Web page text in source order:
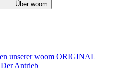
Über woom
unserer woom ORIGINAL
Der Antrieb